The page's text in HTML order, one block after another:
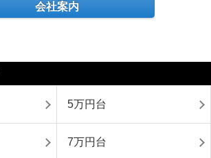
会社案内
5万円台
7万円台